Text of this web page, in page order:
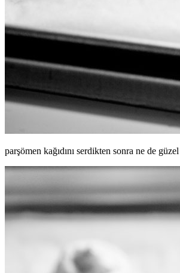
parşömen kağıdını serdikten sonra ne de